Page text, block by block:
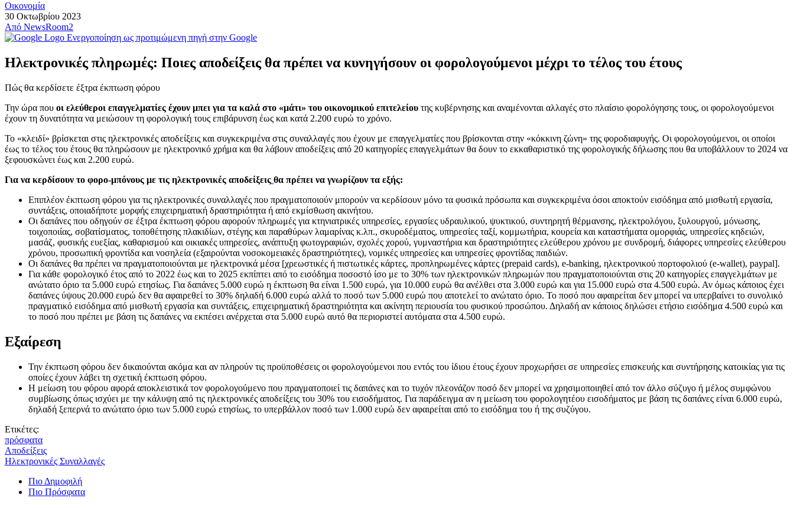
Οικονομία
30 Οκτωβρίου 2023
Από NewsRoom2
Ενεργοποίηση ως προτιμώμενη πηγή στην Google
Ηλεκτρονικές πληρωμές: Ποιες αποδείξεις θα πρέπει να κυνηγήσουν οι φορολογούμενοι μέχρι το τέλος του έτους
Πώς θα κερδίσετε έξτρα έκπτωση φόρου
Την ώρα που οι ελεύθεροι επαγγελματίες έχουν μπει για τα καλά στο «μάτι» του οικονομικού επιτελείου της κυβέρνησης και αναμένονται αλλαγές στο πλαίσιο φορολόγησης τους, οι φορολογούμενοι
έχουν τη δυνατότητα να μειώσουν τη φορολογική τους επιβάρυνση έως και κατά 2.200 ευρώ το χρόνο.
Το «κλειδί» βρίσκεται στις ηλεκτρονικές αποδείξεις και συγκεκριμένα στις συναλλαγές που έχουν με επαγγελματίες που βρίσκονται στην «κόκκινη ζώνη» της φοροδιαφυγής. Οι φορολογούμενοι, οι οποίοι
έως το τέλος του έτους θα πληρώσουν με ηλεκτρονικό χρήμα και θα λάβουν αποδείξεις από 20 κατηγορίες επαγγελμάτων θα δουν το εκκαθαριστικό της φορολογικής δήλωσης που θα υποβάλλουν το 2024 να
ξεφουσκώνει έως και 2.200 ευρώ.
Για να κερδίσουν το φορο-μπόνους με τις ηλεκτρονικές αποδείξεις θα πρέπει να γνωρίζουν τα εξής:
Επιπλέον έκπτωση φόρου για τις ηλεκτρονικές συναλλαγές που πραγματοποιούν μπορούν να κερδίσουν μόνο τα φυσικά πρόσωπα και συγκεκριμένα όσοι αποκτούν εισόδημα από μισθωτή εργασία,
συντάξεις, οποιαδήποτε μορφής επιχειρηματική δραστηριότητα ή από εκμίσθωση ακινήτου.
Οι δαπάνες που οδηγούν σε έξτρα έκπτωση φόρου αφορούν πληρωμές για κτηνιατρικές υπηρεσίες, εργασίες υδραυλικού, ψυκτικού, συντηρητή θέρμανσης, ηλεκτρολόγου, ξυλουργού, μόνωσης,
τοιχοποιίας, σοβατίσματος, τοποθέτησης πλακιδίων, στέγης και παραθύρων λαμαρίνας κ.λπ., σκυροδέματος, υπηρεσίες ταξί, κομμωτήρια, κουρεία και καταστήματα ομορφιάς, υπηρεσίες κηδειών,
μασάζ, φυσικής ευεξίας, καθαρισμού και οικιακές υπηρεσίες, ανάπτυξη φωτογραφιών, σχολές χορού, γυμναστήρια και δραστηριότητες ελεύθερου χρόνου με συνδρομή, διάφορες υπηρεσίες ελεύθερου
χρόνου, προσωπική φροντίδα και νοσηλεία (εξαιρούνται νοσοκομειακές δραστηριότητες), νομικές υπηρεσίες και υπηρεσίες φροντίδας παιδιών.
Οι δαπάνες θα πρέπει να πραγματοποιούνται με ηλεκτρονικά μέσα [χρεωστικές ή πιστωτικές κάρτες, προπληρωμένες κάρτες (prepaid cards), e-banking, ηλεκτρονικού πορτοφολιού (e-wallet), paypal].
Για κάθε φορολογικό έτος από το 2022 έως και το 2025 εκπίπτει από το εισόδημα ποσοστό ίσο με το 30% των ηλεκτρονικών πληρωμών που πραγματοποιούνται στις 20 κατηγορίες επαγγελμάτων με
ανώτατο όριο τα 5.000 ευρώ ετησίως. Για δαπάνες 5.000 ευρώ η έκπτωση θα είναι 1.500 ευρώ, για 10.000 ευρώ θα ανέλθει στα 3.000 ευρώ και για 15.000 ευρώ στα 4.500 ευρώ. Αν όμως κάποιος έχει
δαπάνες ύψους 20.000 ευρώ δεν θα αφαιρεθεί το 30% δηλαδή 6.000 ευρώ αλλά το ποσό των 5.000 ευρώ που αποτελεί το ανώτατο όριο. Το ποσό που αφαιρείται δεν μπορεί να υπερβαίνει το συνολικό
πραγματικό εισόδημα από μισθωτή εργασία και συντάξεις, επιχειρηματική δραστηριότητα και ακίνητη περιουσία του φυσικού προσώπου. Δηλαδή αν κάποιος δηλώσει ετήσιο εισόδημα 4.500 ευρώ και
το ποσό που πρέπει με βάση τις δαπάνες να εκπέσει ανέρχεται στα 5.000 ευρώ αυτό θα περιοριστεί αυτόματα στα 4.500 ευρώ.
Εξαίρεση
Την έκπτωση φόρου δεν δικαιούνται ακόμα και αν πληρούν τις προϋποθέσεις οι φορολογούμενοι που εντός του ίδιου έτους έχουν προχωρήσει σε υπηρεσίες επισκευής και συντήρησης κατοικίας για τις
οποίες έχουν λάβει τη σχετική έκπτωση φόρου.
Η μείωση του φόρου αφορά αποκλειστικά τον φορολογούμενο που πραγματοποιεί τις δαπάνες και το τυχόν πλεονάζον ποσό δεν μπορεί να χρησιμοποιηθεί από τον άλλο σύζυγο ή μέλος συμφώνου
συμβίωσης όπως ισχύει με την κάλυψη από τις ηλεκτρονικές αποδείξεις του 30% του εισοδήματος. Για παράδειγμα αν η μείωση του φορολογητέου εισοδήματος με βάση τις δαπάνες είναι 6.000 ευρώ,
δηλαδή ξεπερνά το ανώτατο όριο των 5.000 ευρώ ετησίως, το υπερβάλλον ποσό των 1.000 ευρώ δεν αφαιρείται από το εισόδημα του ή της συζύγου.
Ετικέτες:
πρόσφατα
Αποδείξεις
Ηλεκτρονικές Συναλλαγές
Πιο Δημοφιλή
Πιο Πρόσφατα